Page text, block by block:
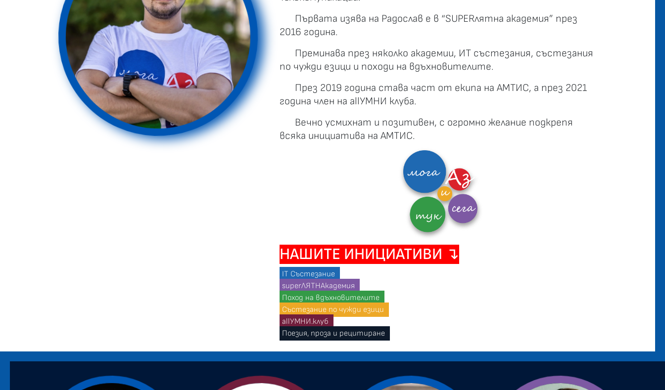
Първата изява на Радослав е в “SUPERлятна академия” през
2016 година.
Преминава през няколко академии, ИТ състезания, състезания
по чужди езици и походи на вдъхновителите.
През 2019 година става част от екипа на АМТИС, а през 2021
година член на allУМНИ клуба.
Вечно усмихнат и позитивен, с огромно желание подкрепя
всяка инициатива на АМТИС.
НАШИТЕ ИНИЦИАТИВИ ↴
IT Състезание
superЛЯТНАкадемия
Поход на вдъхновителите
Състезание по чужди езици
allУМНИ.клуб
Поезия, проза и рецитиране